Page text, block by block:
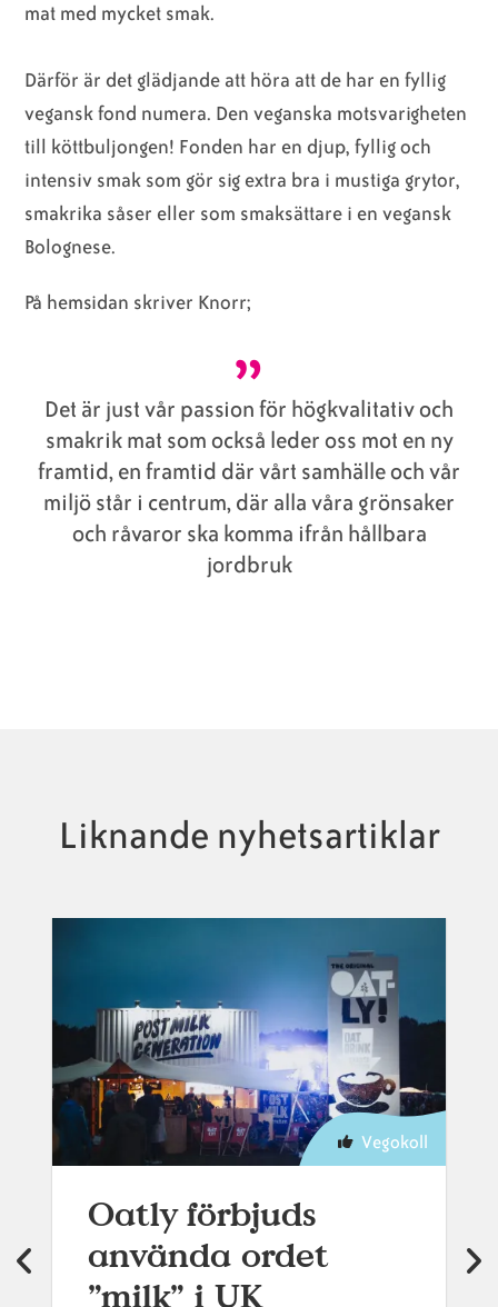
mat med mycket smak.
Därför är det glädjande att höra att de har en fyllig
vegansk fond numera. Den veganska motsvarigheten
till köttbuljongen! Fonden har en djup, fyllig och
intensiv smak som gör sig extra bra i mustiga grytor,
smakrika såser eller som smaksättare i en vegansk
Bolognese.
På hemsidan skriver Knorr;
Det är just vår passion för högkvalitativ och
smakrik mat som också leder oss mot en ny
framtid, en framtid där vårt samhälle och vår
miljö står i centrum, där alla våra grönsaker
och råvaror ska komma ifrån hållbara
jordbruk
Liknande nyhetsartiklar
Vegokoll
Oatly förbjuds
använda ordet
”milk” i UK